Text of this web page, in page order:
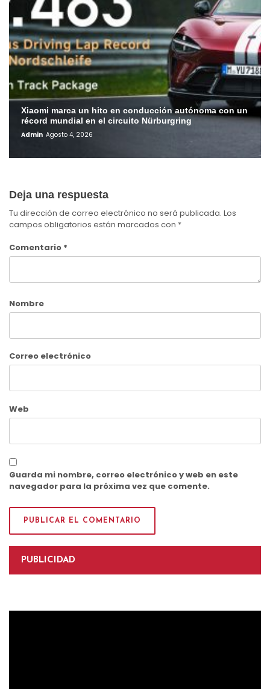
Xiaomi marca un hito en conducción autónoma con un
récord mundial en el circuito Nürburgring
Admin Agosto 4, 2026
Deja una respuesta
Tu dirección de correo electrónico no será publicada. Los
campos obligatorios están marcados con *
Comentario *
Nombre
Correo electrónico
Web
Guarda mi nombre, correo electrónico y web en este
navegador para la próxima vez que comente.
PUBLICIDAD